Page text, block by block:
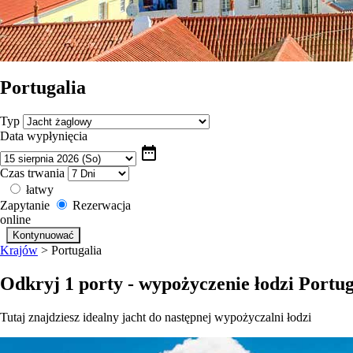
Portugalia
Typ
Data wypłynięcia
date_range
Czas trwania
łatwy
Zapytanie
Rezerwacja
online
Krajów > Portugalia
Odkryj 1 porty - wypożyczenie łodzi
Tutaj znajdziesz idealny jacht do następnej wypożyczalni łodzi